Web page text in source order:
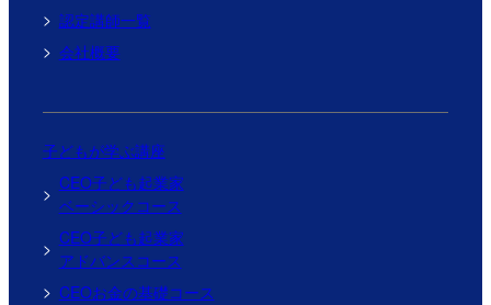
認定講師一覧
会社概要
子どもが学ぶ講座
CEO子ども起業家
ベーシックコース
CEO子ども起業家
アドバンスコース
CEOお金の基礎コース